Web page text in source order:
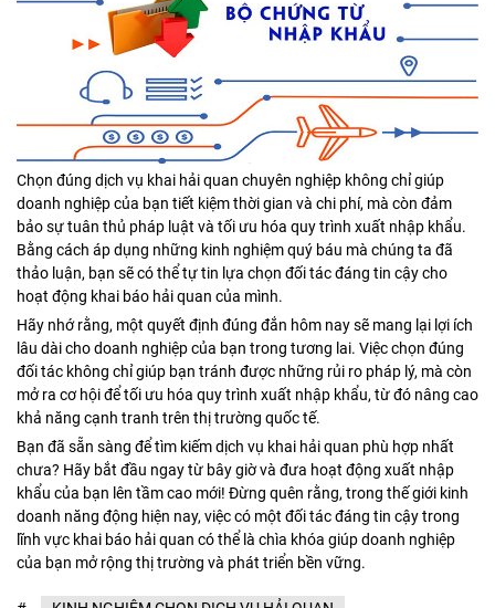
Chọn đúng dịch vụ khai hải quan chuyên nghiệp không chỉ giúp
doanh nghiệp của bạn tiết kiệm thời gian và chi phí, mà còn đảm
bảo sự tuân thủ pháp luật và tối ưu hóa quy trình xuất nhập khẩu.
Bằng cách áp dụng những kinh nghiệm quý báu mà chúng ta đã
thảo luận, bạn sẽ có thể tự tin lựa chọn đối tác đáng tin cậy cho
hoạt động khai báo hải quan của mình.
Hãy nhớ rằng, một quyết định đúng đắn hôm nay sẽ mang lại lợi ích
lâu dài cho doanh nghiệp của bạn trong tương lai. Việc chọn đúng
đối tác không chỉ giúp bạn tránh được những rủi ro pháp lý, mà còn
mở ra cơ hội để tối ưu hóa quy trình xuất nhập khẩu, từ đó nâng cao
khả năng cạnh tranh trên thị trường quốc tế.
Bạn đã sẵn sàng để tìm kiếm dịch vụ khai hải quan phù hợp nhất
chưa? Hãy bắt đầu ngay từ bây giờ và đưa hoạt động xuất nhập
khẩu của bạn lên tầm cao mới! Đừng quên rằng, trong thế giới kinh
doanh năng động hiện nay, việc có một đối tác đáng tin cậy trong
lĩnh vực khai báo hải quan có thể là chìa khóa giúp doanh nghiệp
của bạn mở rộng thị trường và phát triển bền vững.